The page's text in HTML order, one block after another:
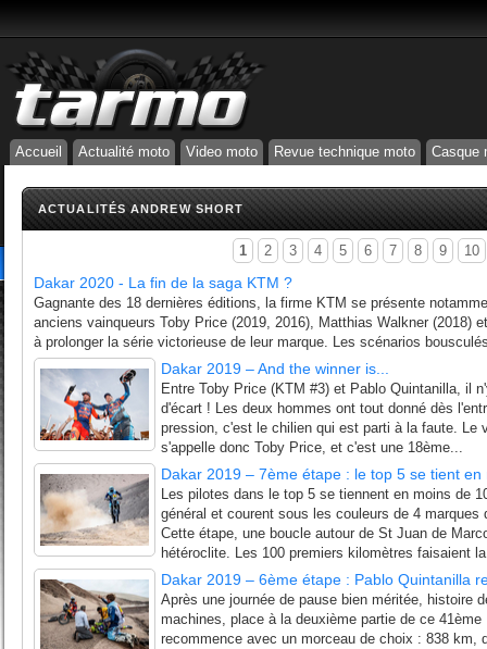
Accueil Actualité moto Video moto Revue technique moto Casque
ACTUALITÉS ANDREW SHORT
1 2 3 4 5 6 7 8 9 10
Dakar 2020 - La fin de la saga KTM ?
Gagnante des 18 dernières éditions, la firme KTM se présente
anciens vainqueurs Toby Price (2019, 2016), Matthias Walkner (2018)
à prolonger la série victorieuse de leur marque. Les scénarios
Dakar 2019 – And the winner is...
Entre Toby Price (KTM #3) et Pablo Quintanilla, il
d'écart ! Les deux hommes ont tout donné dès
pression, c'est le chilien qui est parti à la faute. Le
s'appelle donc Toby Price, et c'est une 18ème...
Dakar 2019 – 7ème étape : le top 5 se tient
Les pilotes dans le top 5 se tiennent en moins de
général et courent sous les couleurs de 4
Cette étape, une boucle autour de St Juan de
hétéroclite. Les 100 premiers kilomètres faisaient
Dakar 2019 – 6ème étape : Pablo Quintanilla
Après une journée de pause bien méritée, histoire
machines, place à la deuxième partie de ce
recommence avec un morceau de choix : 838 km,